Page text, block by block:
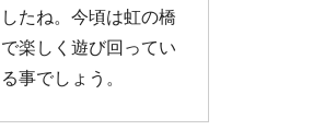
したね。今頃は虹の橋
で楽しく遊び回ってい
る事でしょう。